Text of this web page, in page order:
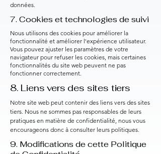
données.
7. Cookies et technologies de suivi
Nous utilisons des cookies pour améliorer la
fonctionnalité et améliorer l'expérience utilisateur.
Vous pouvez ajuster les paramètres de votre
navigateur pour refuser les cookies, mais certaines
fonctionnalités du site web peuvent ne pas
fonctionner correctement.
8. Liens vers des sites tiers
Notre site web peut contenir des liens vers des sites
tiers. Nous ne sommes pas responsables de leurs
pratiques en matière de confidentialité, nous vous
encourageons donc à consulter leurs politiques.
9. Modifications de cette Politique